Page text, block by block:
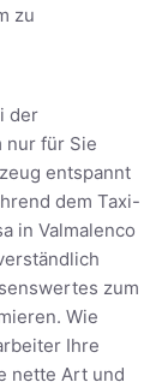
zu
der
nur für Sie
entspannt
dem Taxi-
in Valmalenco
zum
Wie
Ihre
nette Art und